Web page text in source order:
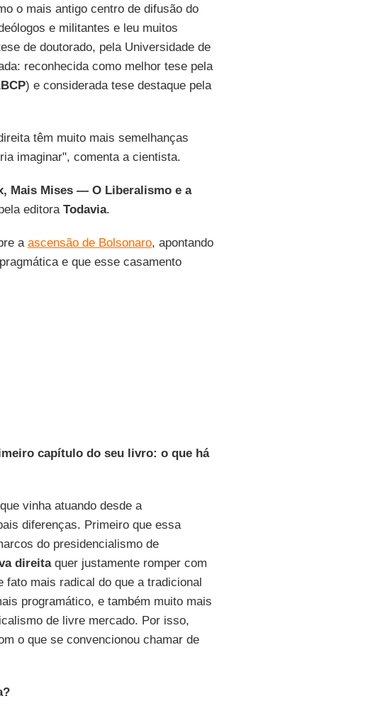
o mais antigo centro de difusão do
e militantes e leu muitos
de doutorado, pela Universidade de
reconhecida como melhor tese pela
) e considerada tese destaque pela
têm muito mais semelhanças
imaginar", comenta a cientista.
Mais Mises — O Liberalismo e a
editora Todavia.
a ascensão de Bolsonaro, apontando
e que esse casamento
capítulo do seu livro: o que há
vinha atuando desde a
diferenças. Primeiro que essa
do presidencialismo de
direitaquer justamente romper com
fato mais radical do que a tradicional
programático, e também muito mais
de livre mercado. Por isso,
o que se convencionou chamar de